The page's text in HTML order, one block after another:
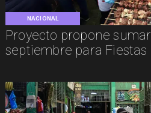
NACIONAL
Proyecto propone
septiembre para Fiestas